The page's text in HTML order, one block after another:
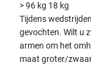
> 96 kg 18 kg
Tijdens
gevochten. Wilt u
armen om het
maat groter/